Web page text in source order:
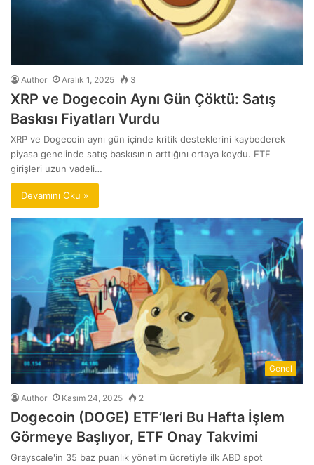
Author Aralık 1, 2025 3
XRP ve Dogecoin Aynı Gün Çöktü: Satış
Baskısı Fiyatları Vurdu
XRP ve Dogecoin aynı gün içinde kritik desteklerini kaybederek
piyasa genelinde satış baskısının arttığını ortaya koydu. ETF
girişleri uzun vadeli…
Devamını Oku »
Genel
Author Kasım 24, 2025 2
Dogecoin (DOGE) ETF’leri Bu Hafta İşlem
Görmeye Başlıyor, ETF Onay Takvimi
Grayscale'in 35 baz puanlık yönetim ücretiyle ilk ABD spot